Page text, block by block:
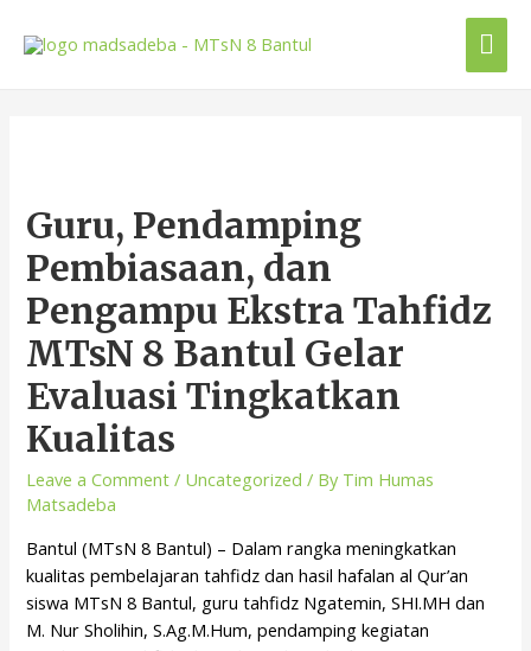
Guru, Pendamping
Pembiasaan, dan
Pengampu Ekstra Tahfidz
MTsN 8 Bantul Gelar
Evaluasi Tingkatkan
Kualitas
Leave a Comment / Uncategorized / By Tim Humas
Matsadeba
Bantul (MTsN 8 Bantul) – Dalam rangka meningkatkan
kualitas pembelajaran tahfidz dan hasil hafalan al Qur’an
siswa MTsN 8 Bantul, guru tahfidz Ngatemin, SHI.MH dan
M. Nur Sholihin, S.Ag.M.Hum, pendamping kegiatan